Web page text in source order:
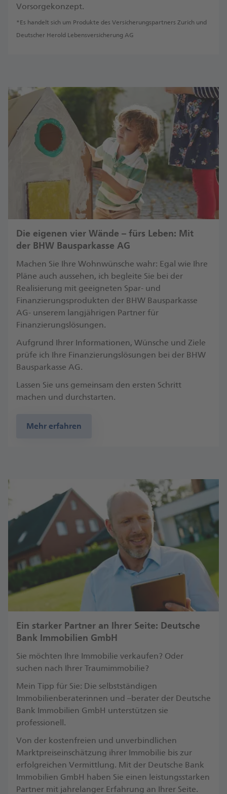
Vorsorgekonzept.
*Es handelt sich um Produkte des Versicherungspartners Zurich und
Deutscher Herold Lebensversicherung AG
Die eigenen vier Wände – fürs Leben: Mit
der BHW Bausparkasse AG
Machen Sie Ihre Wohnwünsche wahr: Egal wie Ihre
Pläne auch aussehen, ich begleite Sie bei der
Realisierung mit geeigneten Spar- und
Finanzierungsprodukten der BHW Bausparkasse
AG- unserem langjährigen Partner für
Finanzierungslösungen.
Aufgrund Ihrer Informationen, Wünsche und Ziele
prüfe ich Ihre Finanzierungslösungen bei der BHW
Bausparkasse AG.
Lassen Sie uns gemeinsam den ersten Schritt
machen und durchstarten.
Mehr erfahren
Ein starker Partner an Ihrer Seite: Deutsche
Bank Immobilien GmbH
Sie möchten Ihre Immobilie verkaufen? Oder
suchen nach Ihrer Traumimmobilie?
Mein Tipp für Sie: Die selbstständigen
Immobilienberaterinnen und –berater der Deutsche
Bank Immobilien GmbH unterstützen sie
professionell.
Von der kostenfreien und unverbindlichen
Marktpreiseinschätzung ihrer Immobilie bis zur
erfolgreichen Vermittlung. Mit der Deutsche Bank
Immobilien GmbH haben Sie einen leistungsstarken
Partner mit jahrelanger Erfahrung an Ihrer Seite.